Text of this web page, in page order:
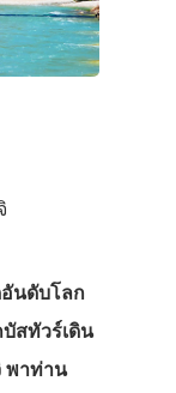
นดับโลก
สทัวร์เดิน
พาท่าน